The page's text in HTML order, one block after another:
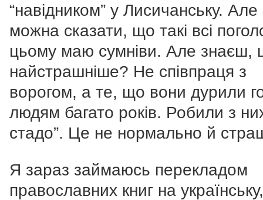
“навідником” у Лисичанську. Але
можна сказати, що такі всі
цьому маю сумніви. Але знаєш,
найстрашніше? Не співпраця з
ворогом, а те, що вони дурили
людям багато років. Робили з
стадо”. Це не нормально й
Я зараз займаюсь перекладом
православних книг на